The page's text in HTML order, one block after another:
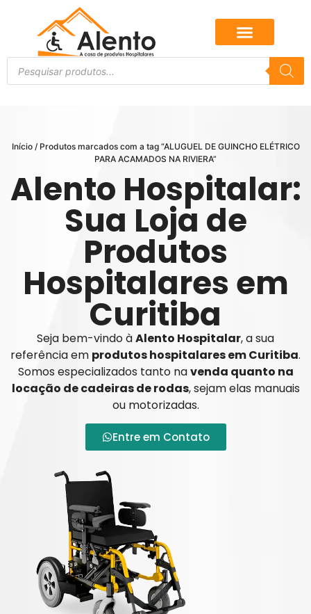
Início/ Produtos marcados com a tag “ALUGUEL DE GUINCHO ELÉTRICO
PARA ACAMADOS NA RIVIERA”
Alento Hospitalar:
Sua Loja de
Produtos
Hospitalares em
Curitiba
Seja bem-vindo àAlento Hospitalar, a sua
referência em produtos hospitalares em Curitiba.
Somos especializados tanto navenda quanto na
locação de cadeiras de rodas, sejam elas manuais
ou motorizadas.
Entre em Contato